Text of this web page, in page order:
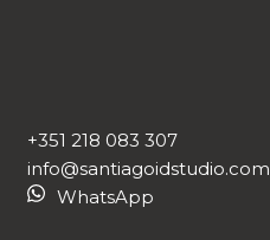
+351 218 083 307
info@santiagoidstudio.com
WhatsApp